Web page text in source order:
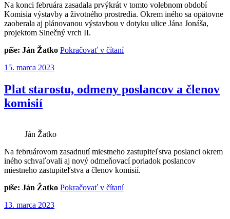
Na konci februára zasadala prvýkrát v tomto volebnom období
Komisia výstavby a životného prostredia. Okrem iného sa opätovne
zaoberala aj plánovanou výstavbou v dotyku ulice Jána Jonáša,
projektom Slnečný vrch II.
píše: Ján Žatko Pokračovať v čítaní„Slnečné
Publikované
15. marca 2023
Plat starostu, odmeny poslancov a členov
komisií
Ján Žatko
Na februárovom zasadnutí miestneho zastupiteľstva poslanci okrem
iného schvaľovali aj nový odmeňovací poriadok poslancov
miestneho zastupiteľstva a členov komisií.
píše: Ján Žatko Pokračovať v čítaní„Plat
Publikované
13. marca 2023